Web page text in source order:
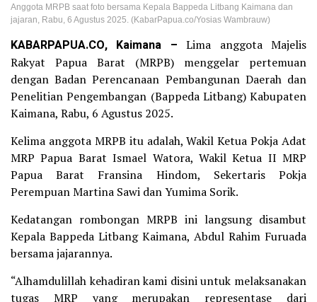
Anggota MRPB saat foto bersama Kepala Bappeda Litbang Kaimana dan
jajaran, Rabu, 6 Agustus 2025. (KabarPapua.co/Yosias Wambrauw)
KABARPAPUA.CO, Kaimana – Lima anggota Majelis
Rakyat Papua Barat (MRPB) menggelar pertemuan
dengan Badan Perencanaan Pembangunan Daerah dan
Penelitian Pengembangan (Bappeda Litbang) Kabupaten
Kaimana, Rabu, 6 Agustus 2025.
Kelima anggota MRPB itu adalah, Wakil Ketua Pokja Adat
MRP Papua Barat Ismael Watora, Wakil Ketua II MRP
Papua Barat Fransina Hindom, Sekertaris Pokja
Perempuan Martina Sawi dan Yumima Sorik.
Kedatangan rombongan MRPB ini langsung disambut
Kepala Bappeda Litbang Kaimana, Abdul Rahim Furuada
bersama jajarannya.
“Alhamdulillah kehadiran kami disini untuk melaksanakan
tugas MRP yang merupakan representase dari